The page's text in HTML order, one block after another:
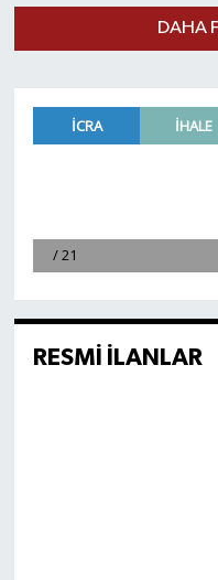
DAHA
RESMİ İLANLAR